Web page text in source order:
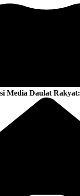
Media Daulat Rakyat: